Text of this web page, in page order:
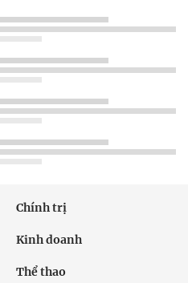
Chính trị
Kinh doanh
Thể thao